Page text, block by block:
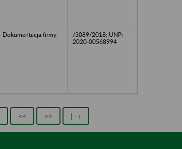
Dokumentacja firmy
/3089/2018; UNP:
2020-00568994
<< >> | →